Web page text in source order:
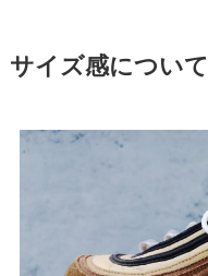
サイズ感について